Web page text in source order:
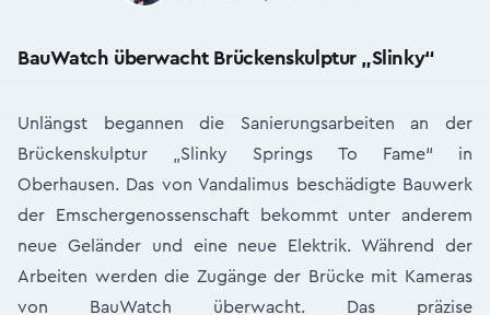
BauWatch überwacht Brückenskulptur „Slinky“
Unlängst begannen die Sanierungsarbeiten an der
Brückenskulptur „Slinky Springs To Fame“ in
Oberhausen. Das von Vandalimus beschädigte Bauwerk
der Emschergenossenschaft bekommt unter anderem
neue Geländer und eine neue Elektrik. Während der
Arbeiten werden die Zugänge der Brücke mit Kameras
von BauWatch überwacht. Das präzise